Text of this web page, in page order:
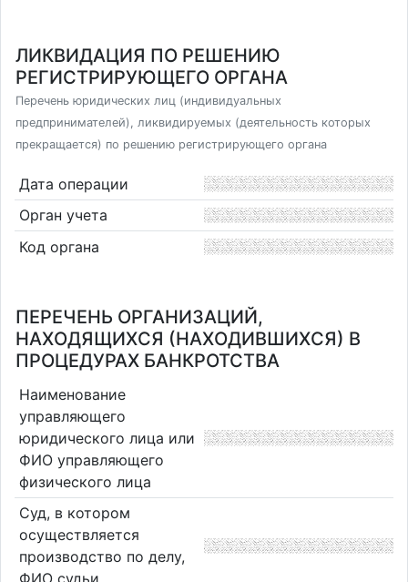
ЛИКВИДАЦИЯ ПО РЕШЕНИЮ
РЕГИСТРИРУЮЩЕГО ОРГАНА
Перечень юридических лиц (индивидуальных
предпринимателей), ликвидируемых (деятельность которых
прекращается) по решению регистрирующего органа
Дата операции
Орган учета
Код органа
ПЕРЕЧЕНЬ ОРГАНИЗАЦИЙ,
НАХОДЯЩИХСЯ (НАХОДИВШИХСЯ) В
ПРОЦЕДУРАХ БАНКРОТСТВА
Наименование
управляющего
юридического лица или
ФИО управляющего
физического лица
Суд, в котором
осуществляется
производство по делу,